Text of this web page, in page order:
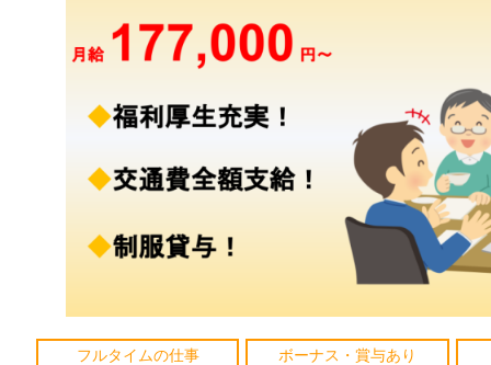
フルタイムの仕事 ボーナス・賞与あり